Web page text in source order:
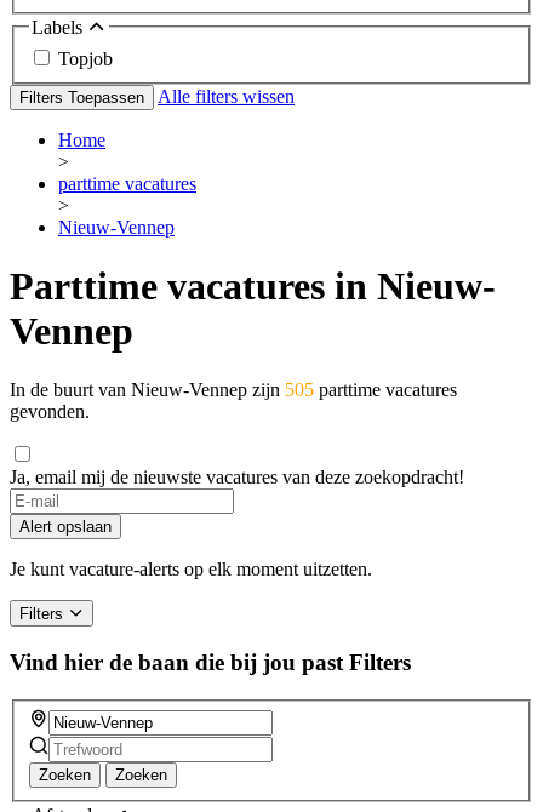
Labels
Topjob
Filters Toepassen Alle filters wissen
Home
>
parttime vacatures
>
Nieuw-Vennep
Parttime vacatures in Nieuw-
Vennep
In de buurt van Nieuw-Vennep zijn 505 parttime vacatures
gevonden.
Ja, email mij de nieuwste vacatures van deze zoekopdracht!
If
you
are
a
ignore
this
field
Alert opslaan
Je kunt vacature-alerts op elk moment uitzetten.
Filters
Vind hier de baan die bij jou past Filters
Zoeken Zoeken